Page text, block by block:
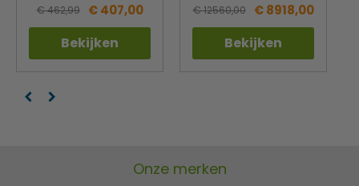
€ 462,99 € 407,00
Bekijken
€ 12560,00 € 8918,00
Bekijken
Onze merken